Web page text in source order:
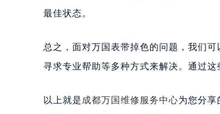
最佳状态。
总之，面对万国表带掉色的问题，我们
寻求专业帮助等多种方式来解决。通过
以上就是成都万国维修服务中心为您分享